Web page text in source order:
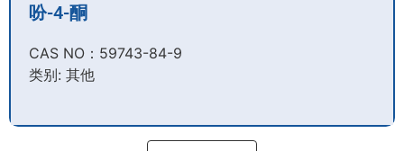
吩-4-酮
CAS NO：59743-84-9​
类别: 其他